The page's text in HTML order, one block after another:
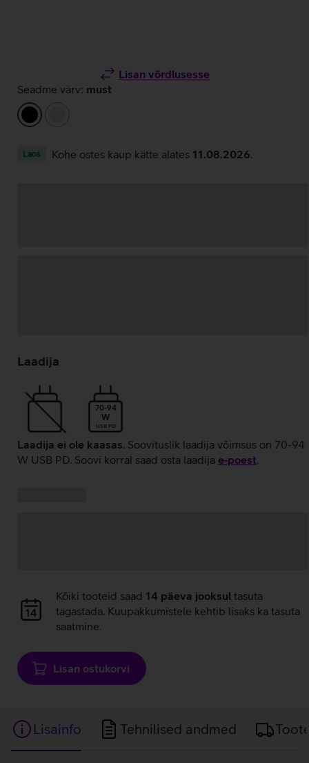
Lisan võrdlusesse
Seadme värv: must
must
Laos Kohe ostes kaup kätte alates 11.08.2026
laadimine
Laadija
70-94
W
USB PD
Laadija ei ole kaasas. Soovituslik laadija võimsus on 70-94
W USB PD. Soovi korral saad osta laadija e‑poest.
Andmete
laadimine
Kõiki tooteid saad 14 päeva jooksul tasuta
tagastada. Kuupakkumistele kehtib lisaks ka tasuta
saatmine.
Lisan ostukorvi
Lisainfo Tehnilised andmed